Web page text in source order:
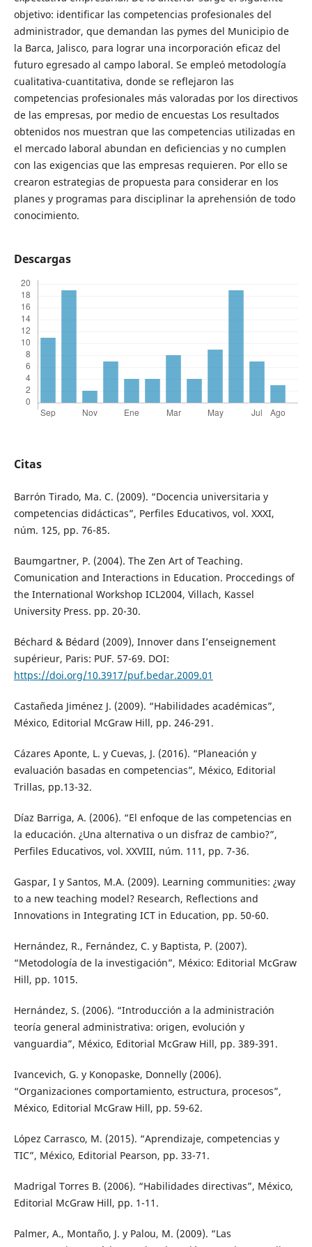
objetivo: identificar las competencias profesionales del
administrador, que demandan las pymes del Municipio de
la Barca, Jalisco, para lograr una incorporación eficaz del
futuro egresado al campo laboral. Se empleó metodología
cualitativa-cuantitativa, donde se reflejaron las
competencias profesionales más valoradas por los directivos
de las empresas, por medio de encuestas Los resultados
obtenidos nos muestran que las competencias utilizadas en
el mercado laboral abundan en deficiencias y no cumplen
con las exigencias que las empresas requieren. Por ello se
crearon estrategias de propuesta para considerar en los
planes y programas para disciplinar la aprehensión de todo
conocimiento.
Descargas
Citas
Barrón Tirado, Ma. C. (2009). “Docencia universitaria y
competencias didácticas”, Perfiles Educativos, vol. XXXI,
núm. 125, pp. 76-85.
Baumgartner, P. (2004). The Zen Art of Teaching.
Comunication and Interactions in Education. Proccedings of
the International Workshop ICL2004, Villach, Kassel
University Press. pp. 20-30.
Béchard & Bédard (2009), Innover dans I’enseignement
supérieur, Paris: PUF. 57-69. DOI:
https://doi.org/10.3917/puf.bedar.2009.01
Castañeda Jiménez J. (2009). “Habilidades académicas”,
México, Editorial McGraw Hill, pp. 246-291.
Cázares Aponte, L. y Cuevas, J. (2016). “Planeación y
evaluación basadas en competencias”, México, Editorial
Trillas, pp.13-32.
Díaz Barriga, A. (2006). “El enfoque de las competencias en
la educación. ¿Una alternativa o un disfraz de cambio?”,
Perfiles Educativos, vol. XXVIII, núm. 111, pp. 7-36.
Gaspar, I y Santos, M.A. (2009). Learning communities: ¿way
to a new teaching model? Research, Reflections and
Innovations in Integrating ICT in Education, pp. 50-60.
Hernández, R., Fernández, C. y Baptista, P. (2007).
“Metodología de la investigación”, México: Editorial McGraw
Hill, pp. 1015.
Hernández, S. (2006). “Introducción a la administración
teoría general administrativa: origen, evolución y
vanguardia”, México, Editorial McGraw Hill, pp. 389-391.
Ivancevich, G. y Konopaske, Donnelly (2006).
“Organizaciones comportamiento, estructura, procesos”,
México, Editorial McGraw Hill, pp. 59-62.
López Carrasco, M. (2015). “Aprendizaje, competencias y
TIC”, México, Editorial Pearson, pp. 33-71.
Madrigal Torres B. (2006). “Habilidades directivas”, México,
Editorial McGraw Hill, pp. 1-11.
Palmer, A., Montaño, J. y Palou, M. (2009). “Las